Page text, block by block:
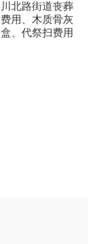
川北路街道丧葬
费用、木质骨灰
盒、代祭扫费用